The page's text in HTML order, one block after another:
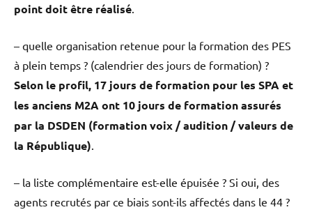
point doit être réalisé
– quelle organisation retenue pour la formation des PES
à plein temps ? (calendrier des jours de formation) ?
Selon le profil, 17 jours de formation pour les SPA et
les anciens M2A ont 10 jours de formation assurés
par la DSDEN (formation voix / audition / valeurs de
la République)
– la liste complémentaire est-elle épuisée ? Si oui, des
agents recrutés par ce biais sont-ils affectés dans le 44 ?